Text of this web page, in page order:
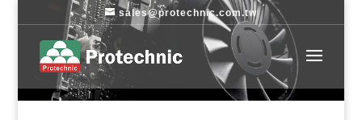
sales@protechnic.com.tw